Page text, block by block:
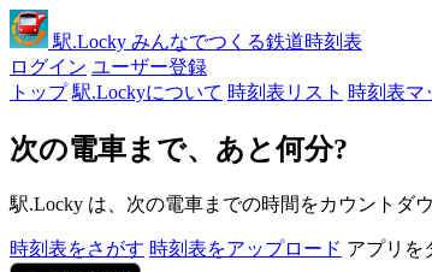
駅.Locky みんなでつくる鉄道時刻表
ログイン ユーザー登録
トップ 駅.Lockyについて 時刻表リスト 時刻表マ
次の電車まで、あと何分?
駅.Locky は、次の電車までの時間をカウントダ
時刻表をさがす 時刻表をアップロード アプリを